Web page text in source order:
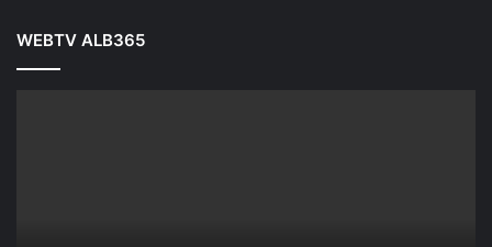
WEBTV ALB365